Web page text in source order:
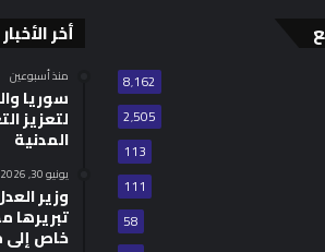
8٬162
2٬505
113
111
58
أخر الأخبار
منذ أسبوعين
سوريا
لتعزيز
المدنية
يونيو 30, 2026
وزير
تبريرها
خاص